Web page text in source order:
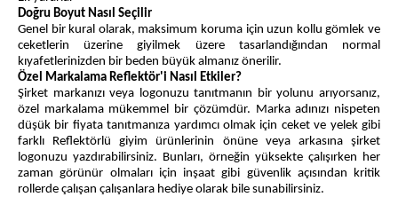
Doğru Boyut Nasıl Seçilir
Genel bir kural olarak, maksimum koruma için uzun kollu gömlek ve
ceketlerin üzerine giyilmek üzere tasarlandığından normal
kıyafetlerinizden bir beden büyük almanız önerilir.
Özel Markalama Reflektör'i Nasıl Etkiler?
Şirket markanızı veya logonuzu tanıtmanın bir yolunu arıyorsanız,
özel markalama mükemmel bir çözümdür. Marka adınızı nispeten
düşük bir fiyata tanıtmanıza yardımcı olmak için ceket ve yelek gibi
farklı Reflektörlü giyim ürünlerinin önüne veya arkasına şirket
logonuzu yazdırabilirsiniz. Bunları, örneğin yüksekte çalışırken her
zaman görünür olmaları için inşaat gibi güvenlik açısından kritik
rollerde çalışan çalışanlara hediye olarak bile sunabilirsiniz.